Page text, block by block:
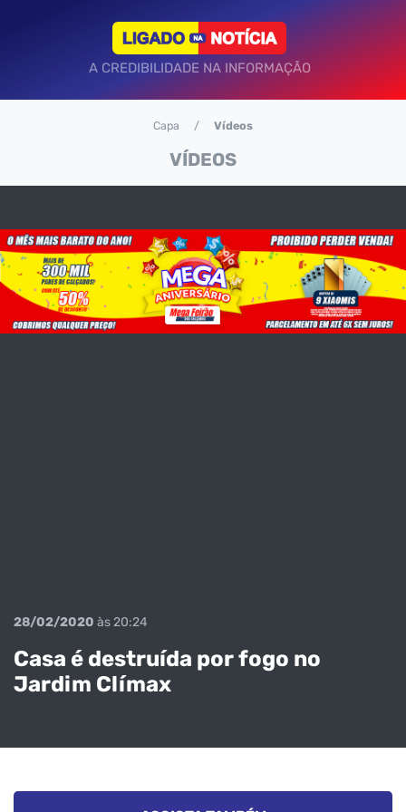
A CREDIBILIDADE NA INFORMAÇÃO
VÍDEOS
Capa Vídeos
28/02/2020 às 20:24
Casa é destruída por fogo no
Jardim Clímax